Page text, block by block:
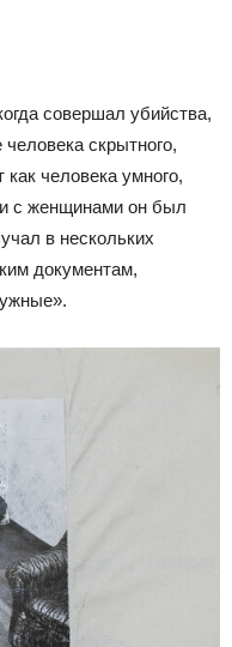
совершал убийства,
скрытного,
как человека умного,
с женщинами он был
в нескольких
документам,